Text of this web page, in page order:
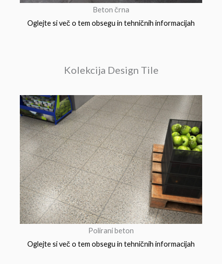
Beton črna
Oglejte si več o tem obsegu in tehničnih informacijah
Kolekcija Design Tile
Polirani beton
Oglejte si več o tem obsegu in tehničnih informacijah